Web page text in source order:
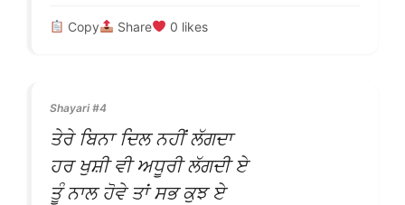
Copy Share 0 likes
Shayari #4
ਤੇਰੇ ਬਿਨਾ ਦਿਲ ਨਹੀਂ ਲੱਗਦਾ
ਹਰ ਖੁਸ਼ੀ ਵੀ ਅਧੂਰੀ ਲੱਗਦੀ ਏ
ਤੂੰ ਨਾਲ ਹੋਵੇ ਤਾਂ ਸਭ ਕੁਝ ਏ